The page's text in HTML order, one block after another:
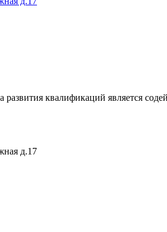
развития квалификаций является
д.17